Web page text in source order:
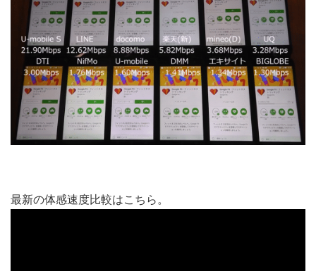
最新の体感速度比較はこちら。